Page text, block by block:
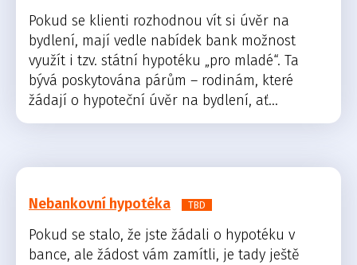
Pokud se klienti rozhodnou vít si úvěr na
bydlení, mají vedle nabídek bank možnost
využít i tzv. státní hypotéku „pro mladé“. Ta
bývá poskytována párům – rodinám, které
žádají o hypoteční úvěr na bydlení, ať...
Nebankovní hypotéka TBD
Pokud se stalo, že jste žádali o hypotéku v
bance, ale žádost vám zamítli, je tady ještě